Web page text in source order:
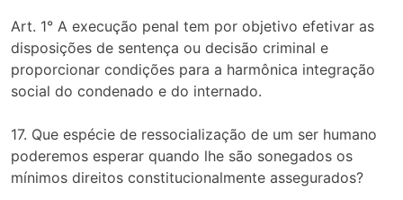
Art. 1° A execução penal tem por objetivo efetivar as
disposições de sentença ou decisão criminal e
proporcionar condições para a harmônica integração
social do condenado e do internado.
17. Que espécie de ressocialização de um ser humano
poderemos esperar quando lhe são sonegados os
mínimos direitos constitucionalmente assegurados?